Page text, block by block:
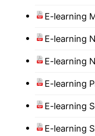
E-learning
E-learning
E-learning
E-learning
E-learning
E-learning